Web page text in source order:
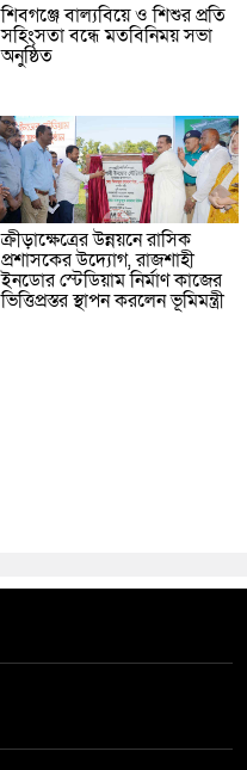
শিবগঞ্জে বাল্যবিয়ে ও শিশুর প্রতি
সহিংসতা বন্ধে মতবিনিময় সভা
অনুষ্ঠিত
ক্রীড়াক্ষেত্রের উন্নয়নে রাসিক
প্রশাসকের উদ্যোগ, রাজশাহী
ইনডোর স্টেডিয়াম নির্মাণ কাজের
ভিত্তিপ্রস্তর স্থাপন করলেন ভূমিমন্ত্রী